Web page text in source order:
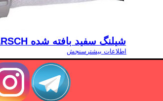
شیلنگ سفید بافته شده PARSCH مدل N/50
اطلاعات بیشتر سنجش